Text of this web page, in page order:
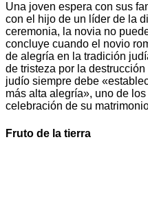
Una joven espera con sus
con el hijo de un líder de la
ceremonia, la novia no
concluye cuando el novio
de alegría en la tradición
de tristeza por la
judío siempre debe
más alta alegría», uno de
celebración de su
Fruto de la tierra